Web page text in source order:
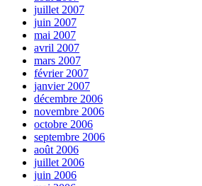
juillet 2007
juin 2007
mai 2007
avril 2007
mars 2007
février 2007
janvier 2007
décembre 2006
novembre 2006
octobre 2006
septembre 2006
août 2006
juillet 2006
juin 2006